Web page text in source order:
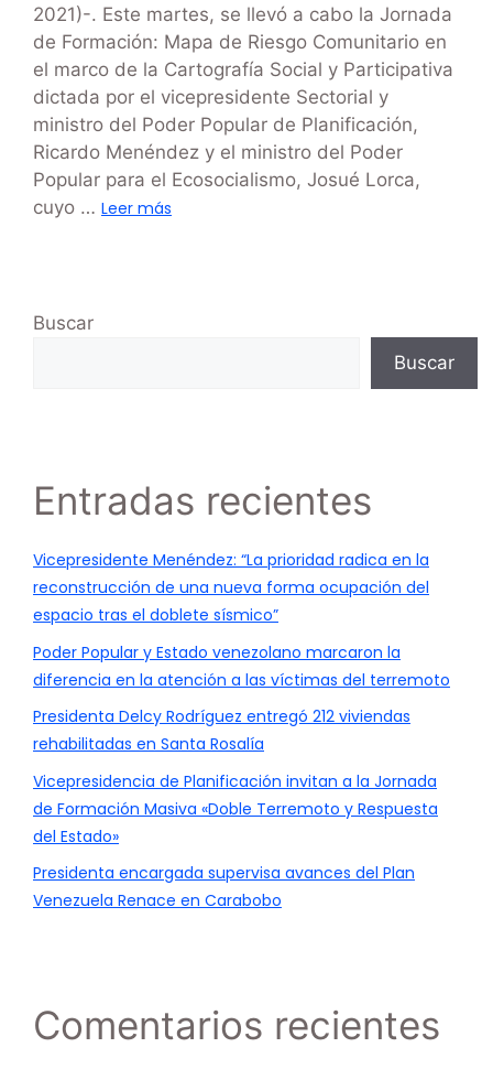
2021)-. Este martes, se llevó a cabo la Jornada
de Formación: Mapa de Riesgo Comunitario en
el marco de la Cartografía Social y Participativa
dictada por el vicepresidente Sectorial y
ministro del Poder Popular de Planificación,
Ricardo Menéndez y el ministro del Poder
Popular para el Ecosocialismo, Josué Lorca,
cuyo … Leer más
Buscar
Buscar
Entradas recientes
Vicepresidente Menéndez: “La prioridad radica en la
reconstrucción de una nueva forma ocupación del
espacio tras el doblete sísmico”
Poder Popular y Estado venezolano marcaron la
diferencia en la atención a las víctimas del terremoto
Presidenta Delcy Rodríguez entregó 212 viviendas
rehabilitadas en Santa Rosalía
Vicepresidencia de Planificación invitan a la Jornada
de Formación Masiva «Doble Terremoto y Respuesta
del Estado»
Presidenta encargada supervisa avances del Plan
Venezuela Renace en Carabobo
Comentarios recientes